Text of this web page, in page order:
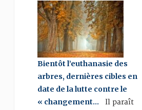
Bientôt l’euthanasie des
arbres, dernières cibles en
date de la lutte contre le
« changement… Il paraît